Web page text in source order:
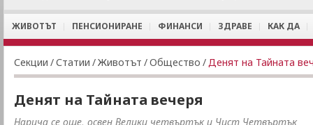
ЖИВОТЪТ ПЕНСИОНИРАНЕ ФИНАНСИ ЗДРАВЕ КАК ДА
Секции /Статии /Животът /Общество /Денят на Тайната
Денят на Тайната вечеря
Нарича се още, освен Велики четвъртък и Чист Четвъртък